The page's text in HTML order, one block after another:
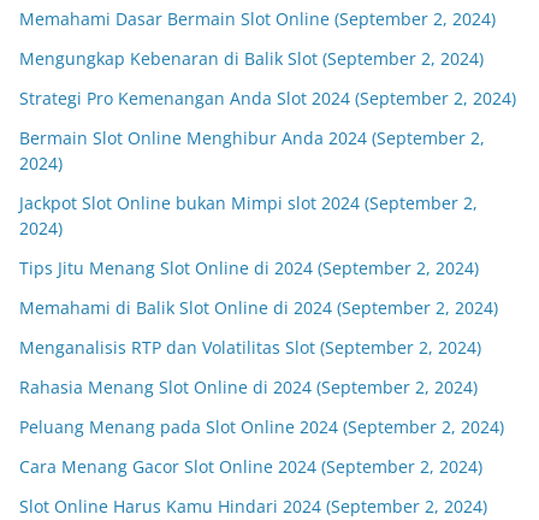
Memahami Dasar Bermain Slot Online (September 2, 2024)
Mengungkap Kebenaran di Balik Slot (September 2, 2024)
Strategi Pro Kemenangan Anda Slot 2024 (September 2, 2024)
Bermain Slot Online Menghibur Anda 2024 (September 2,
2024)
Jackpot Slot Online bukan Mimpi slot 2024 (September 2,
2024)
Tips Jitu Menang Slot Online di 2024 (September 2, 2024)
Memahami di Balik Slot Online di 2024 (September 2, 2024)
Menganalisis RTP dan Volatilitas Slot (September 2, 2024)
Rahasia Menang Slot Online di 2024 (September 2, 2024)
Peluang Menang pada Slot Online 2024 (September 2, 2024)
Cara Menang Gacor Slot Online 2024 (September 2, 2024)
Slot Online Harus Kamu Hindari 2024 (September 2, 2024)